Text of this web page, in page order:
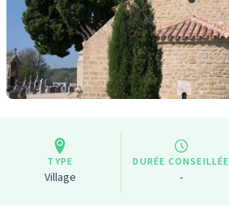
TYPE
Village
DURÉE CONSEILLÉE
-